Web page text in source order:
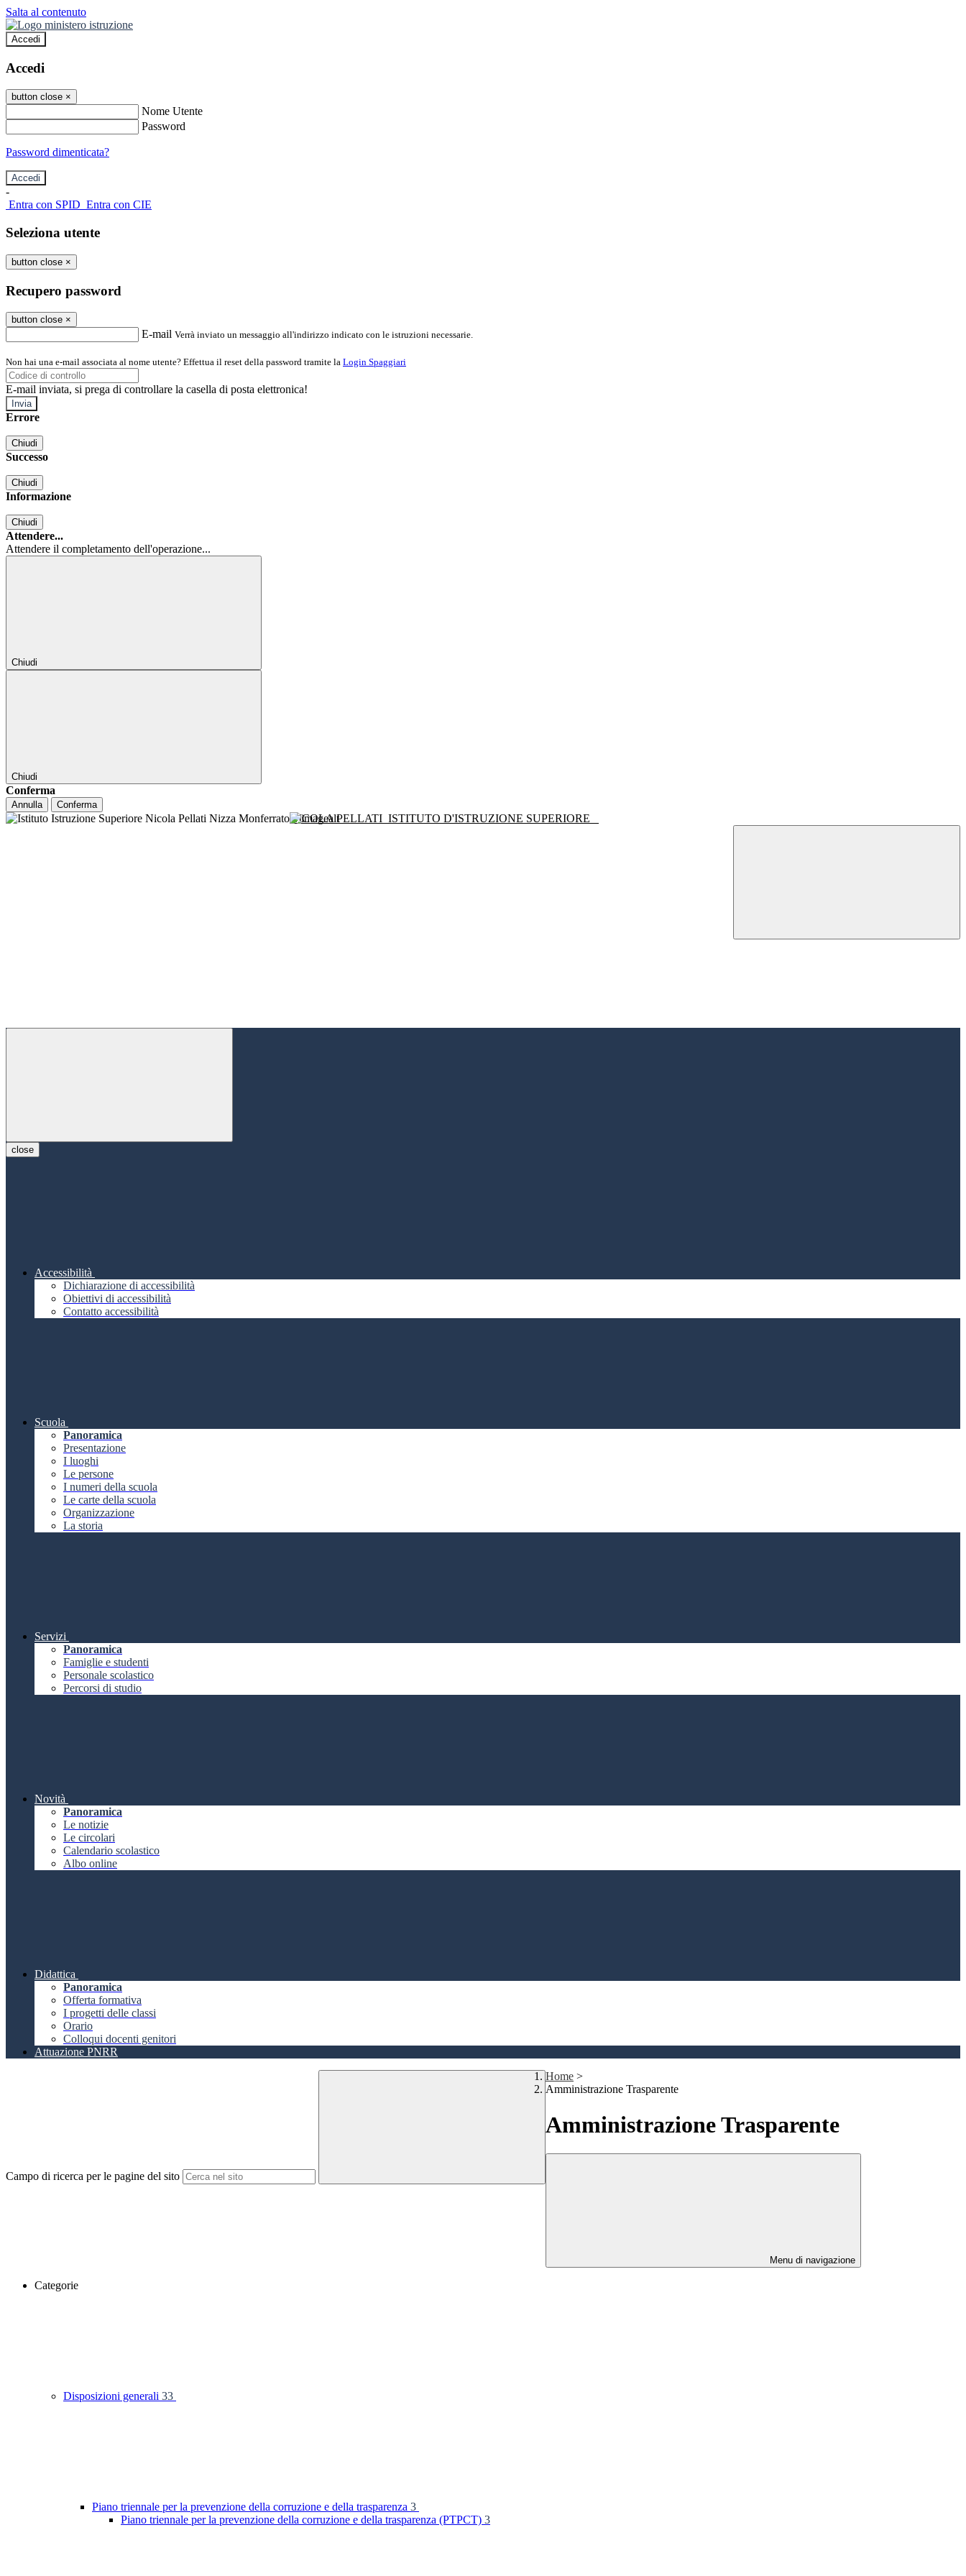
Salta al contenuto
Accedi
Accedi
button close ×
Nome Utente
Password
Password dimenticata?
-
Entra con SPID Entra con CIE
Seleziona utente
button close ×
Recupero password
button close ×
E-mail Verrà inviato un messaggio all'indirizzo indicato con le istruzioni necessarie.
Non hai una e-mail associata al nome utente? Effettua il reset della password tramite la Login Spaggiari
E-mail inviata, si prega di controllare la casella di posta elettronica!
Errore
Chiudi
Successo
Chiudi
Informazione
Chiudi
Attendere...
Attendere il completamento dell'operazione...
Chiudi
Chiudi
Conferma
Annulla Conferma
NICOLA PELLATI ISTITUTO D'ISTRUZIONE SUPERIORE
close
Accessibilità
Dichiarazione di accessibilità
Obiettivi di accessibilità
Contatto accessibilità
Scuola
Panoramica
Presentazione
I luoghi
Le persone
I numeri della scuola
Le carte della scuola
Organizzazione
La storia
Servizi
Panoramica
Famiglie e studenti
Personale scolastico
Percorsi di studio
Novità
Panoramica
Le notizie
Le circolari
Calendario scolastico
Albo online
Didattica
Panoramica
Offerta formativa
I progetti delle classi
Orario
Colloqui docenti genitori
Attuazione PNRR
Campo di ricerca per le pagine del sito
Home >
Amministrazione Trasparente
Amministrazione Trasparente
Menu di navigazione
Categorie
Disposizioni generali 33
Piano triennale per la prevenzione della corruzione e della trasparenza 3
Piano triennale per la prevenzione della corruzione e della trasparenza (PTPCT) 3